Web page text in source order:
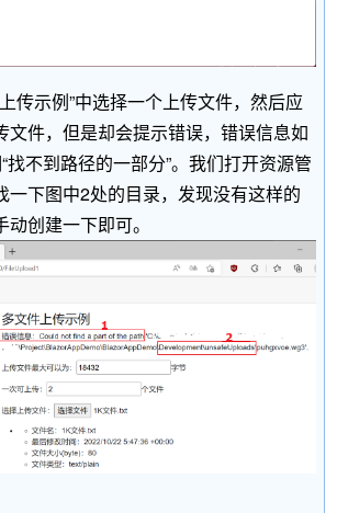
传示例”中选择一个上传文件，然后应
文件，但是却会提示错误，错误信息如
找不到路径的一部分”。我们打开资源管
一下图中2处的目录，发现没有这样的
创建一下即可。